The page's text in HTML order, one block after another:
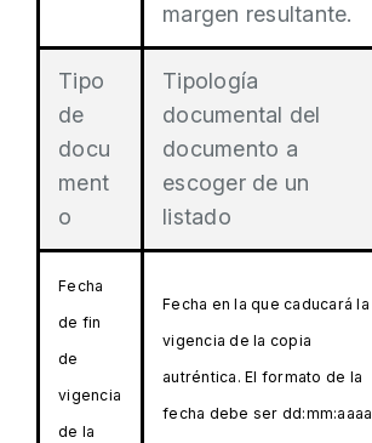
margen resultante.
Tipo
de
docu
ment
o
Tipología
documental del
documento a
escoger de un
listado
Fecha
de fin
de
vigencia
de la
Fecha en la que caducará la
vigencia de la copia
autréntica. El formato de la
fecha debe ser dd:mm:aaaa